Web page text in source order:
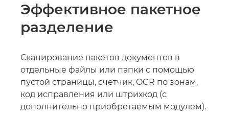
Эффективное пакетное
разделение
Сканирование пакетов документов в
отдельные файлы или папки с помощью
пустой страницы, счетчик, OCR по зонам,
код исправления или штрихкод (с
дополнительно приобретаемым модулем).